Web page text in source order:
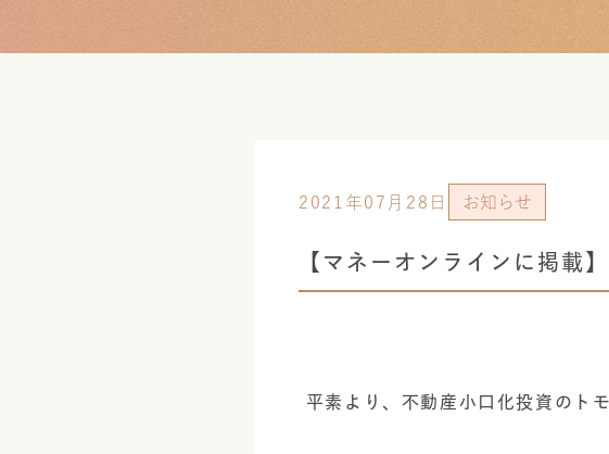
2021年07月28日 お知らせ
【マネーオンラインに掲載
平素より、不動産小口化投資のト